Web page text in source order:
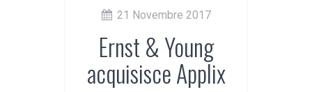
21 Novembre 2017
Ernst & Young
acquisisce Applix